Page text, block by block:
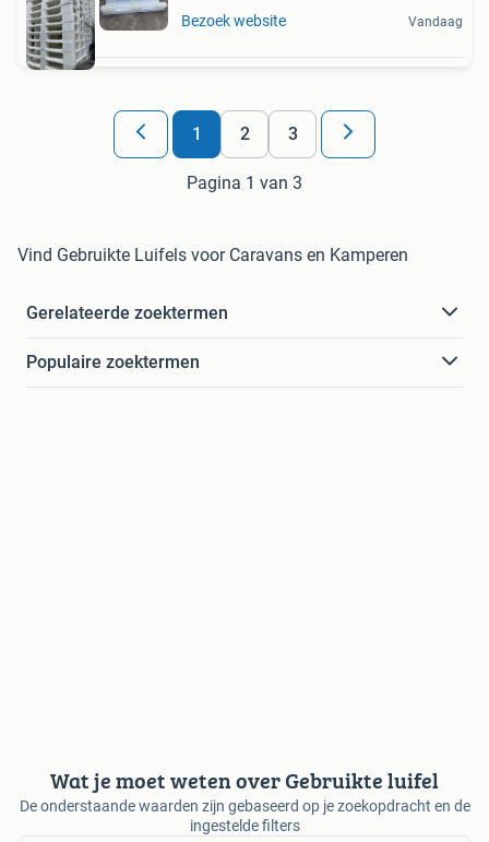
Bezoek website Vandaag
1 2 3
Pagina 1 van 3
Vind Gebruikte Luifels voor Caravans en Kamperen
Gerelateerde zoektermen
Populaire zoektermen
Wat je moet weten over Gebruikte luifel
De onderstaande waarden zijn gebaseerd op je zoekopdracht en de
ingestelde filters